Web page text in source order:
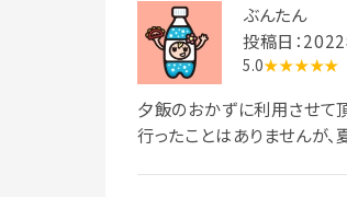
ぶんたん
投稿日：
5.0★★★★★
夕飯のおかずに利用させて
行ったことはありませんが